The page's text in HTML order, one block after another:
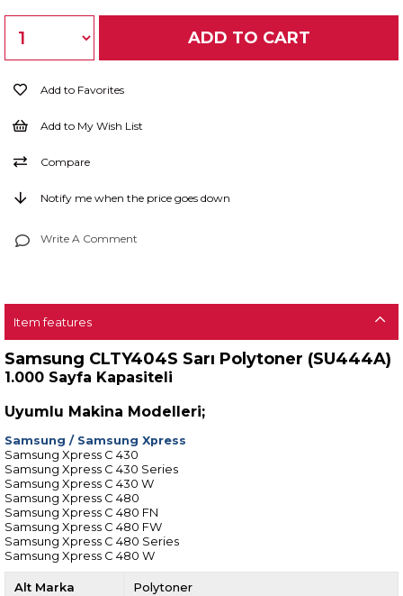
Add to Favorites
Add to My Wish List
Compare
Notify me when the price goes down
Write A Comment
Item features
Samsung CLTY404S Sarı Polytoner (SU444A)
1.000 Sayfa Kapasiteli
Uyumlu Makina Modelleri;
Samsung / Samsung Xpress
Samsung Xpress C 430
Samsung Xpress C 430 Series
Samsung Xpress C 430 W
Samsung Xpress C 480
Samsung Xpress C 480 FN
Samsung Xpress C 480 FW
Samsung Xpress C 480 Series
Samsung Xpress C 480 W
Alt Marka Polytoner